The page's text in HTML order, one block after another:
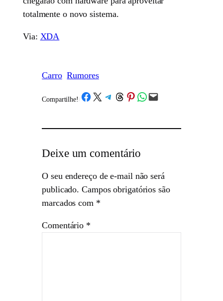
totalmente o novo sistema.
Via: XDA
Carro Rumores
Compartilhe! /Share on Facebook
Share on X Share on Telegram
Share on Threads
Share on Pinterest
Share on WhatsApp
Email this Page
Deixe um comentário
O seu endereço de e-mail não será
publicado. Campos obrigatórios são
marcados com *
Comentário *